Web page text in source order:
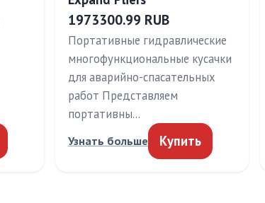
1973300.99 RUB
Портативные гидравлические
многофункциональные кусачки
для аварийно-спасательных
работ Представляем
портативны…
Узнать больше Купить